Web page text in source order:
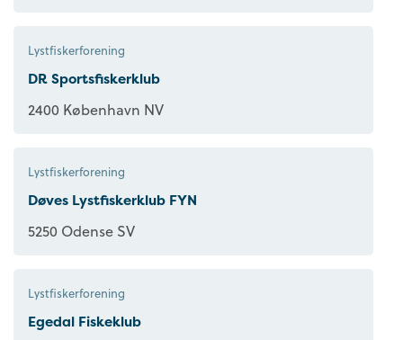
Lystfiskerforening
DR Sportsfiskerklub
2400 København NV
Lystfiskerforening
Døves Lystfiskerklub FYN
5250 Odense SV
Lystfiskerforening
Egedal Fiskeklub